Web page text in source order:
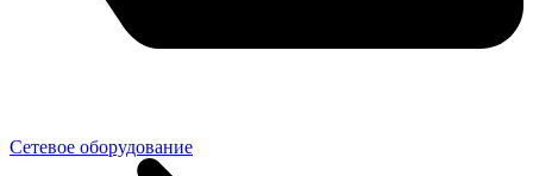
Сетевое оборудование